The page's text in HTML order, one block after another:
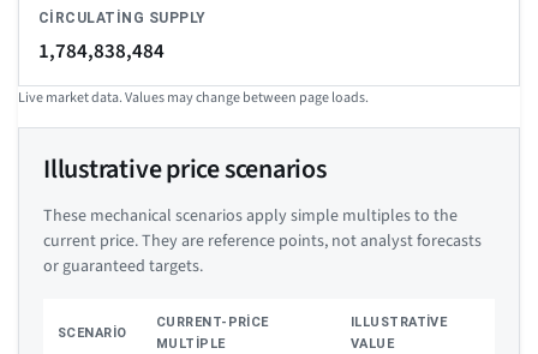
CIRCULATING SUPPLY
1,784,838,484
Live market data. Values may change between page loads.
Illustrative price scenarios
These mechanical scenarios apply simple multiples to the
current price. They are reference points, not analyst forecasts
or guaranteed targets.
SCENARIO
CURRENT-PRICE
MULTIPLE
ILLUSTRATIVE
VALUE